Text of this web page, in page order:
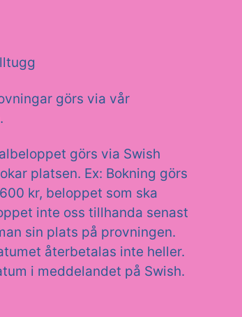
görs via vår
görs via Swish
platsen. Ex: Bokning görs
kr, beloppet som ska
inte oss tillhanda senast
sin plats på provningen.
återbetalas inte heller.
i meddelandet på Swish.